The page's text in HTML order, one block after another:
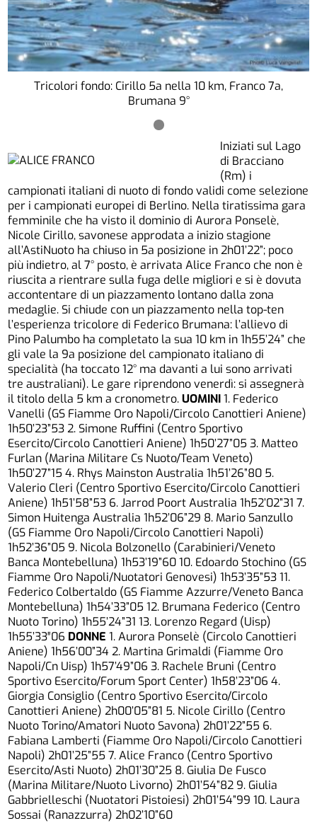
Tricolori fondo: Cirillo 5a nella 10 km, Franco 7a,
Brumana 9°
Iniziati sul Lago
di Bracciano
(Rm) i
campionati italiani di nuoto di fondo validi come selezione
per i campionati europei di Berlino. Nella tiratissima gara
femminile che ha visto il dominio di Aurora Ponselè,
Nicole Cirillo, savonese approdata a inizio stagione
all’AstiNuoto ha chiuso in 5a posizione in 2h01’22”; poco
più indietro, al 7° posto, è arrivata Alice Franco che non è
riuscita a rientrare sulla fuga delle migliori e si è dovuta
accontentare di un piazzamento lontano dalla zona
medaglie. Si chiude con un piazzamento nella top-ten
l’esperienza tricolore di Federico Brumana: l’allievo di
Pino Palumbo ha completato la sua 10 km in 1h55’24” che
gli vale la 9a posizione del campionato italiano di
specialità (ha toccato 12° ma davanti a lui sono arrivati
tre australiani). Le gare riprendono venerdì: si assegnerà
il titolo della 5 km a cronometro.UOMINI1. Federico
Vanelli (GS Fiamme Oro Napoli/Circolo Canottieri Aniene)
1h50’23”53 2. Simone Ruffini (Centro Sportivo
Esercito/Circolo Canottieri Aniene) 1h50’27”05 3. Matteo
Furlan (Marina Militare Cs Nuoto/Team Veneto)
1h50’27”15 4. Rhys Mainston Australia 1h51’26”80 5.
Valerio Cleri (Centro Sportivo Esercito/Circolo Canottieri
Aniene) 1h51’58”53 6. Jarrod Poort Australia 1h52’02”31 7.
Simon Huitenga Australia 1h52’06”29 8. Mario Sanzullo
(GS Fiamme Oro Napoli/Circolo Canottieri Napoli)
1h52’36”05 9. Nicola Bolzonello (Carabinieri/Veneto
Banca Montebelluna) 1h53’19”60 10. Edoardo Stochino (GS
Fiamme Oro Napoli/Nuotatori Genovesi) 1h53’35”53 11.
Federico Colbertaldo (GS Fiamme Azzurre/Veneto Banca
Montebelluna) 1h54’33”05 12. Brumana Federico (Centro
Nuoto Torino) 1h55’24”31 13. Lorenzo Regard (Uisp)
1h55’33″06 DONNE 1. Aurora Ponselè (Circolo Canottieri
Aniene) 1h56’00”34 2. Martina Grimaldi (Fiamme Oro
Napoli/Cn Uisp) 1h57’49”06 3. Rachele Bruni (Centro
Sportivo Esercito/Forum Sport Center) 1h58’23”06 4.
Giorgia Consiglio (Centro Sportivo Esercito/Circolo
Canottieri Aniene) 2h00’05”81 5. Nicole Cirillo (Centro
Nuoto Torino/Amatori Nuoto Savona) 2h01’22”55 6.
Fabiana Lamberti (Fiamme Oro Napoli/Circolo Canottieri
Napoli) 2h01’25”55 7. Alice Franco (Centro Sportivo
Esercito/Asti Nuoto) 2h01’30”25 8. Giulia De Fusco
(Marina Militare/Nuoto Livorno) 2h01’54”82 9. Giulia
Gabbrielleschi (Nuotatori Pistoiesi) 2h01’54”99 10. Laura
Sossai (Ranazzurra) 2h02’10”60